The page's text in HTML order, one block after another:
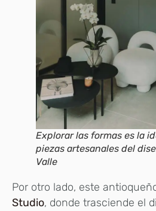
Explorar las formas es la
piezas artesanales del
Valle
Por otro lado, este
Studio, donde trasciende el